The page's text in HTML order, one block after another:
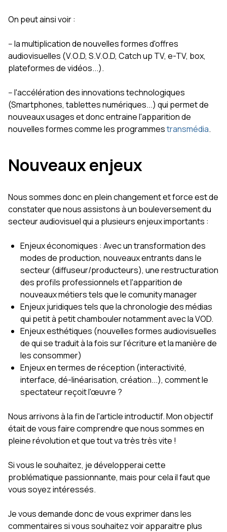
On peut ainsi voir :
-- la multiplication de nouvelles formes d'offres
audiovisuelles (V.O.D, S.V.O.D, Catch up TV, e-TV, box,
plateformes de vidéos...).
-- l'accélération des innovations technologiques
(Smartphones, tablettes numériques...) qui permet de
nouveaux usages et donc entraine l'apparition de
nouvelles formes comme les programmestransmédia.
Nouveaux enjeux
Nous sommes donc en plein changement et force est de
constater que nous assistons à un bouleversement du
secteur audiovisuel qui a plusieurs enjeux importants :
Enjeux économiques : Avec un transformation des
modes de production, nouveaux entrants dans le
secteur (diffuseur/producteurs), une restructuration
des profils professionnels et l'apparition de
nouveaux métiers tels que le comunity manager
Enjeux juridiques tels que la chronologie des médias
qui petit à petit chambouler notamment avec la VOD.
Enjeux esthétiques (nouvelles formes audiovisuelles
de qui se traduit à la fois sur l'écriture et la manière de
les consommer)
Enjeux en termes de réception (interactivité,
interface, dé-linéarisation, création...), comment le
spectateur reçoit l'œuvre ?
Nous arrivons à la fin de l'article introductif. Mon objectif
était de vous faire comprendre que nous sommes en
pleine révolution et que tout va très très vite !
Si vous le souhaitez, je développerai cette
problématique passionnante, mais pour cela il faut que
vous soyez intéressés.
Je vous demande donc de vous exprimer dans les
commentaires si vous souhaitez voir apparaitre plus